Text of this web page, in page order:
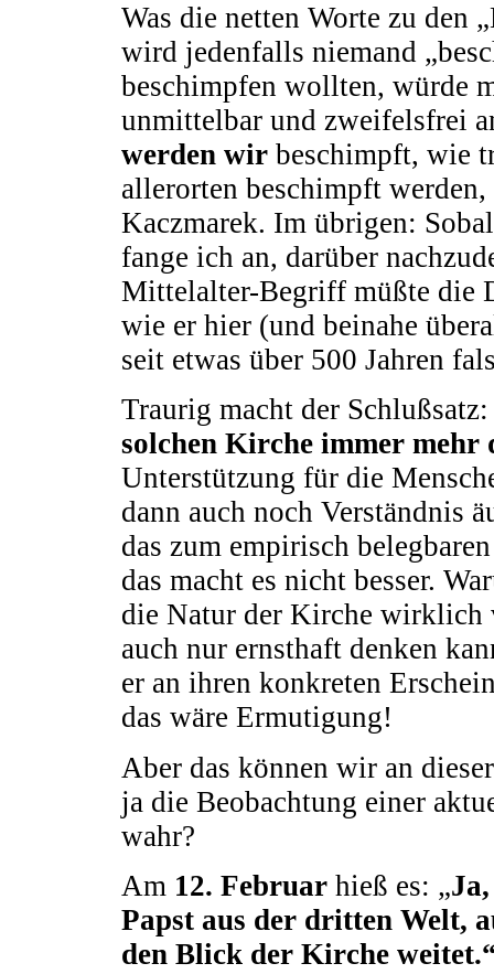
Was die netten Worte zu den
wird jedenfalls niemand
beschimpfen wollten, würde
unmittelbar und zweifelsfrei
werden wirbeschimpft, wie
allerorten beschimpft
Kaczmarek. Im übrigen:
fange ich an, darüber
Mittelalter-Begriff müßte die
wie er hier (und beinahe
seit etwas über 500 Jahren
Traurig macht der
solchen Kirche immer mehr
Unterstützung für die
dann auch noch Verständnis
das zum empirisch
das macht es nicht besser.
die Natur der Kirche wirklich
auch nur ernsthaft denken
er an ihren konkreten
das wäre Ermutigung!
Aber das können wir an
ja die Beobachtung einer
wahr?
Am 12. Februarhieß es: „
Papst aus der dritten Welt,
den Blick der Kirche